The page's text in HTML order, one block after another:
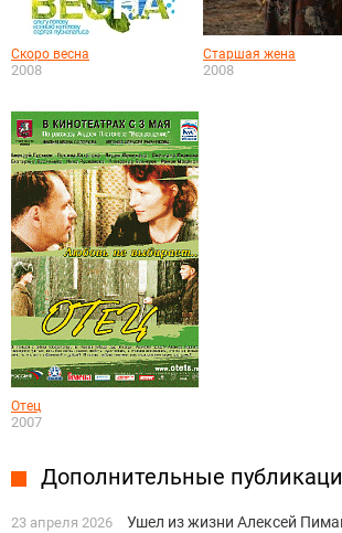
Скоро весна
2008
Старшая жена
2008
Отец
2007
Дополнительные
23 апреля 2026 Ушел из жизни Алексей